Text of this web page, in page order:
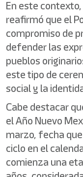
En este
reafirmó que el
compromiso de
defender las
pueblos
este tipo de
social y la
Cabe destacar
el Año Nuevo
marzo, fecha
ciclo en el
comienza una